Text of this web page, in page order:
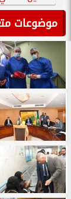
موضوعات